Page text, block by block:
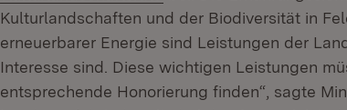
Kulturlandschaften und der Biodiversität in
erneuerbarer Energie sind Leistungen der
Interesse sind. Diese wichtigen Leistungen
entsprechende Honorierung finden“, sagte